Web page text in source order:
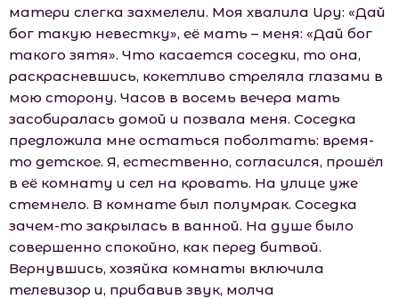
матери слегка захмелели. Моя хвалила Иру: «Дай
бог такую невестку», её мать – меня: «Дай бог
такого зятя». Что касается соседки, то она,
раскрасневшись, кокетливо стреляла глазами в
мою сторону. Часов в восемь вечера мать
засобиралась домой и позвала меня. Соседка
предложила мне остаться поболтать: время-
то детское. Я, естественно, согласился, прошёл
в её комнату и сел на кровать. На улице уже
стемнело. В комнате был полумрак. Соседка
зачем-то закрылась в ванной. На душе было
совершенно спокойно, как перед битвой.
Вернувшись, хозяйка комнаты включила
телевизор и, прибавив звук, молча